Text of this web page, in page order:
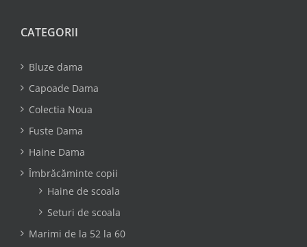
CATEGORII
Bluze dama
Capoade Dama
Colectia Noua
Fuste Dama
Haine Dama
Îmbrăcăminte copii
Haine de scoala
Seturi de scoala
Marimi de la 52 la 60